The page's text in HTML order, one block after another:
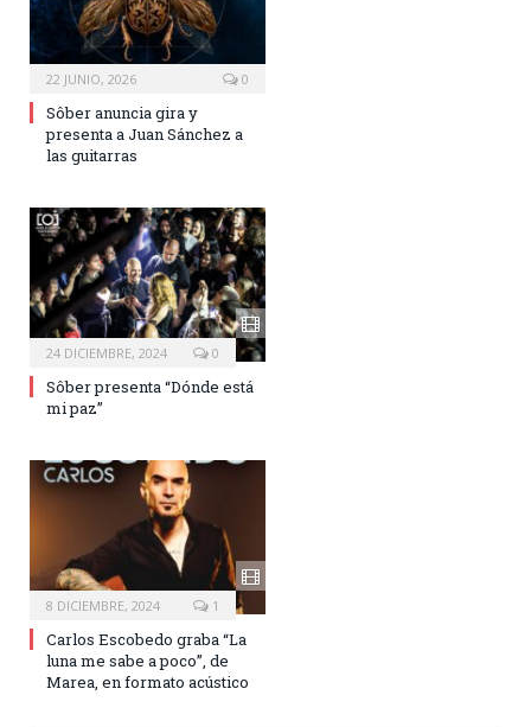
22 JUNIO, 2026 0
Sôber anuncia gira y
presenta a Juan Sánchez a
las guitarras
24 DICIEMBRE, 2024 0
Sôber presenta “Dónde está
mi paz”
8 DICIEMBRE, 2024 1
Carlos Escobedo graba “La
luna me sabe a poco”, de
Marea, en formato acústico